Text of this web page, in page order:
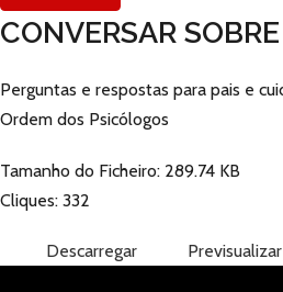
CONVERSAR
Perguntas e respostas para pais e
Ordem dos Psicólogos
Tamanho do Ficheiro: 289.74 KB
Cliques: 332
Descarregar Previsualizar